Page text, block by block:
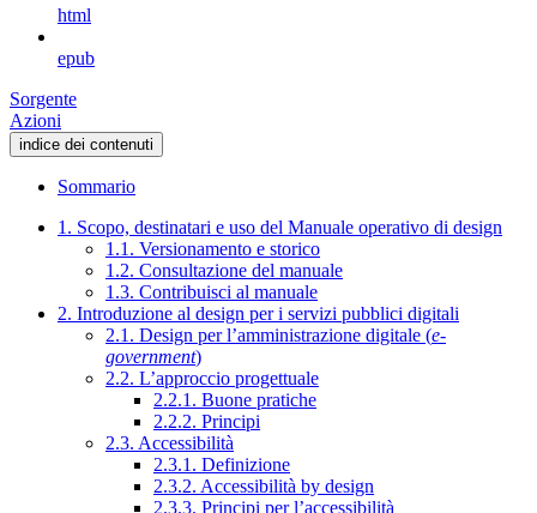
html
epub
Sorgente
Azioni
indice dei contenuti
Sommario
1. Scopo, destinatari e uso del Manuale operativo di design
1.1. Versionamento e storico
1.2. Consultazione del manuale
1.3. Contribuisci al manuale
2. Introduzione al design per i servizi pubblici digitali
2.1. Design per l’amministrazione digitale (e-
government)
2.2. L’approccio progettuale
2.2.1. Buone pratiche
2.2.2. Principi
2.3. Accessibilità
2.3.1. Definizione
2.3.2. Accessibilità by design
2.3.3. Principi per l’accessibilità